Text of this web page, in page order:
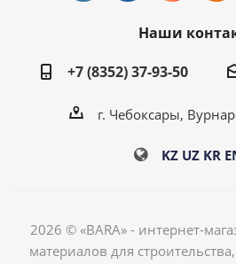
Наши
+7 (8352) 37-93-50
г. Чебоксары,
KZ UZ KR
2026 © «BARA» - интернет-
материалов для